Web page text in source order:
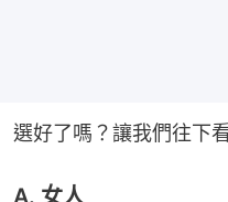
選好了嗎？讓我們往下
A. 女人